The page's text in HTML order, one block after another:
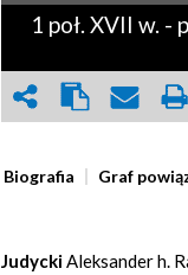
1 poł. XVII w. -
Biografia Graf
JudyckiAleksander h.